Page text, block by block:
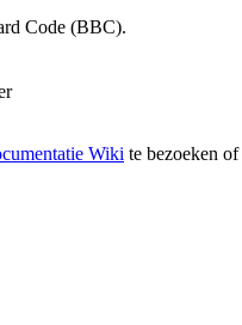
Code (BBC).
Wiki te bezoeken of